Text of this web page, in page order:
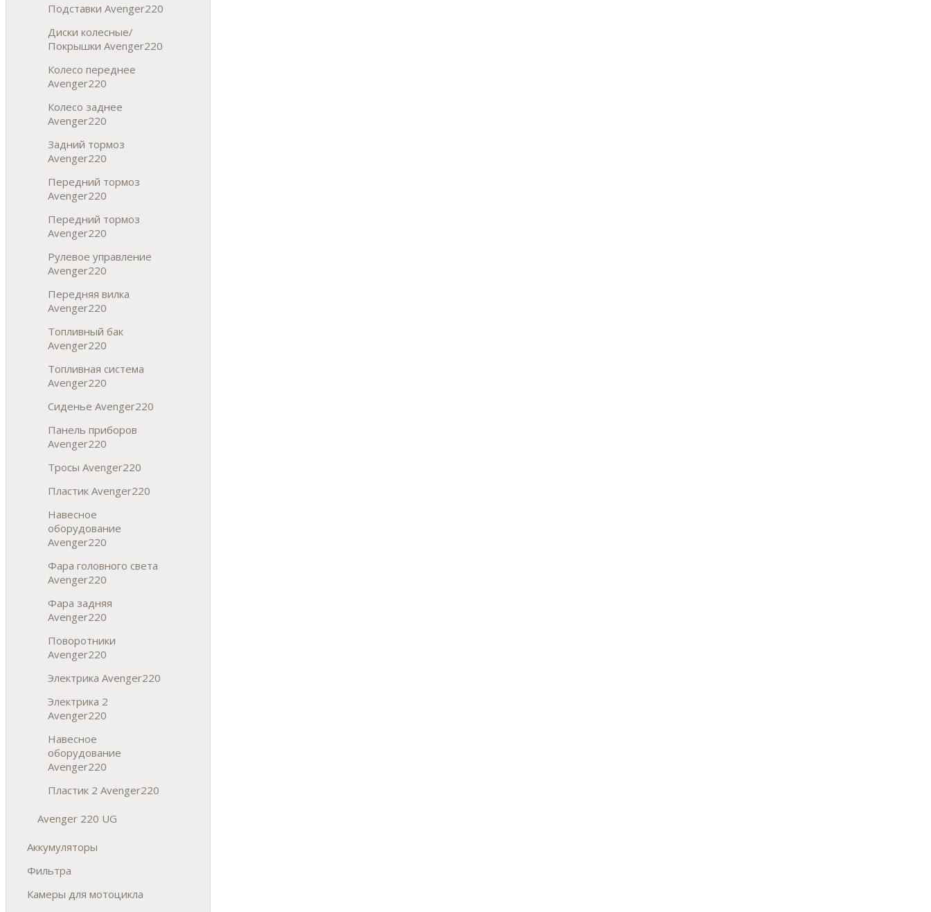
Подставки Avenger220
Диски колесные/
Покрышки Avenger220
Колесо переднее
Avenger220
Колесо заднее
Avenger220
Задний тормоз
Avenger220
Передний тормоз
Avenger220
Передний тормоз
Avenger220
Рулевое управление
Avenger220
Передняя вилка
Avenger220
Топливный бак
Avenger220
Топливная система
Avenger220
Сиденье Avenger220
Панель приборов
Avenger220
Тросы Avenger220
Пластик Avenger220
Навесное
оборудование
Avenger220
Фара головного света
Avenger220
Фара задняя
Avenger220
Поворотники
Avenger220
Электрика Avenger220
Электрика 2
Avenger220
Навесное
оборудование
Avenger220
Пластик 2 Avenger220
Avenger 220 UG
Аккумуляторы
Фильтра
Камеры для мотоцикла